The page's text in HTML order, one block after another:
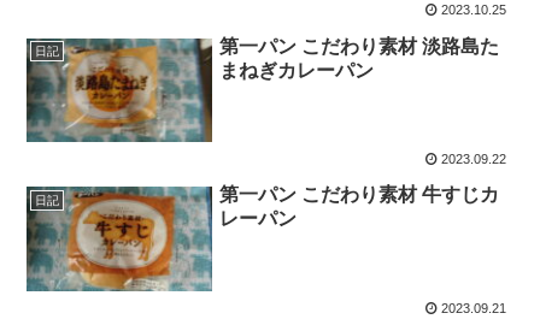
2023.10.25
日記
第一パン こだわり素材 淡路島た
まねぎカレーパン
2023.09.22
日記
第一パン こだわり素材 牛すじカ
レーパン
2023.09.21